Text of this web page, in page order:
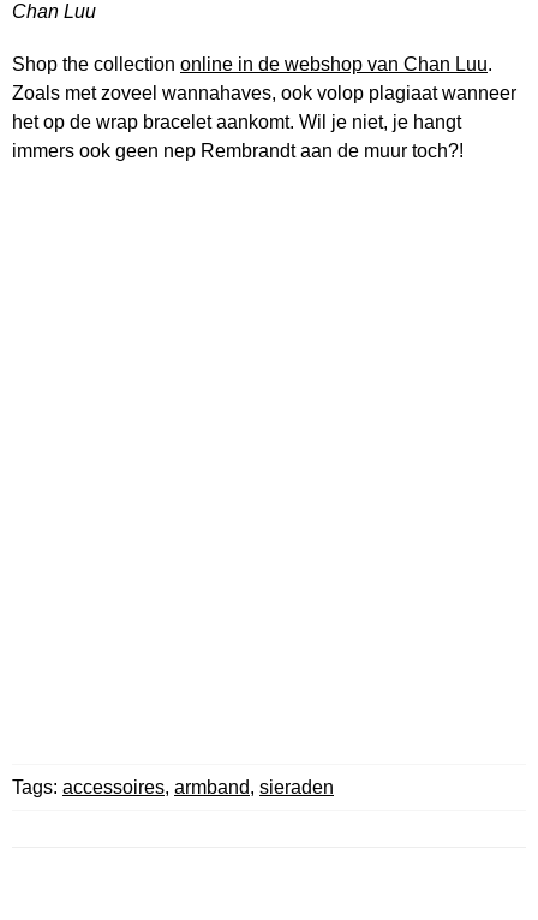
Chan Luu
Shop the collection online in de webshop van Chan Luu.
Zoals met zoveel wannahaves, ook volop plagiaat wanneer
het op de wrap bracelet aankomt. Wil je niet, je hangt
immers ook geen nep Rembrandt aan de muur toch?!
Tags: accessoires, armband, sieraden